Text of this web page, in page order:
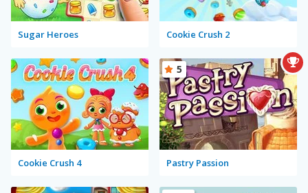
Sugar Heroes Cookie Crush 2
Cookie Crush 4 Pastry Passion
5